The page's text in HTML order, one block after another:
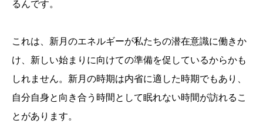
るんです。
これは、新月のエネルギーが私たちの潜在意識に働きか
け、新しい始まりに向けての準備を促しているからかも
しれません。新月の時期は内省に適した時期でもあり、
自分自身と向き合う時間として眠れない時間が訪れるこ
とがあります。